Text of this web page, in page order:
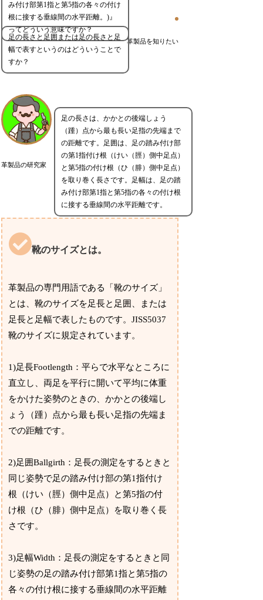
み付け部第1指と第5指の各々の付け
根に接する垂線間の水平距離。)』
ってどういう意味ですか？
革製品を知りたい
足の長さと足囲または足の長さと足
幅で表すというのはどういうことで
すか？
革製品の研究家
足の長さは、かかとの後端しょう
（踵）点から最も長い足指の先端まで
の距離です。足囲は、足の踏み付け部
の第1指付け根（けい（脛）側中足点）
と第5指の付け根（ひ（腓）側中足点）
を取り巻く長さです。足幅は、足の踏
み付け部第1指と第5指の各々の付け根
に接する垂線間の水平距離です。
靴のサイズとは。
革製品の専門用語である「靴のサイズ」
とは、靴のサイズを足長と足囲、または
足長と足幅で表したものです。JISS5037
靴のサイズに規定されています。
1)足長Footlength：平らで水平なところに
直立し、両足を平行に開いて平均に体重
をかけた姿勢のときの、かかとの後端し
ょう（踵）点から最も長い足指の先端ま
での距離です。
2)足囲Ballgirth：足長の測定をするときと
同じ姿勢で足の踏み付け部の第1指付け
根（けい（脛）側中足点）と第5指の付
け根（ひ（腓）側中足点）を取り巻く長
さです。
3)足幅Width：足長の測定をするときと同
じ姿勢の足の踏み付け部第1指と第5指の
各々の付け根に接する垂線間の水平距離